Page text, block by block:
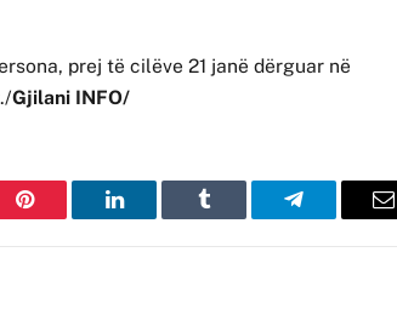
prej të cilëve 21 janë dërguar në
Gjilani INFO/
Pinterest LinkedIn Tumblr Telegram